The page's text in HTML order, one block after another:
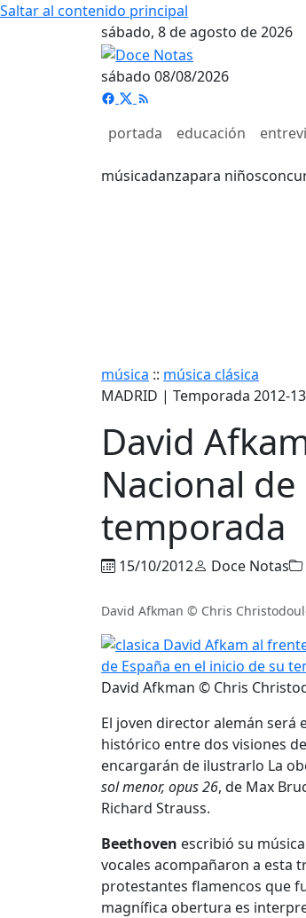
Saltar al contenido principal
sábado, 8 de agosto de 2026
sábado 08/08/2026
portada educación
músicadanzapara niños
música :: música clásica
MADRID | Temporada 2012-
David
Nacional
temporada
15/10/2012 Doce Notas
David Afkman © Chris
David Afkman © Chris
El joven director alemán será
histórico entre dos visiones
encargarán de ilustrarlo La
sol menor, opus 26, de Max
Richard Strauss.
Beethoven escribió su
vocales acompañaron a esta
protestantes flamencos que
magnífica obertura es